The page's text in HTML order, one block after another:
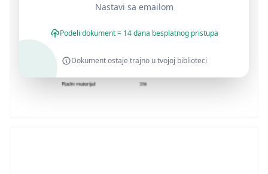
Nastavi sa emailom
Podeli dokument = 14 dana besplatnog pristupa
Dokument ostaje trajno u tvojoj biblioteci